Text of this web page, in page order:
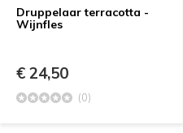
Druppelaar terracotta -
Wijnfles
€ 24,50
(0)